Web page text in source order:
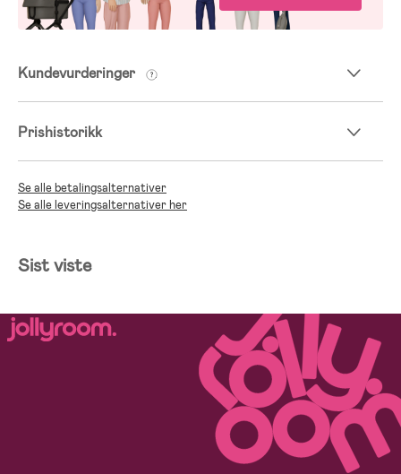
Kundevurderinger
Prishistorikk
Se alle betalingsalternativer
Se alle leveringsalternativer her
Sist viste